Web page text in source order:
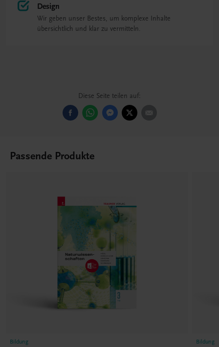
Design
Wir geben unser Bestes, um komplexe Inhalte
übersichtlich und klar zu vermitteln.
Diese Seite teilen auf:
Passende Produkte
Bildung Bildung